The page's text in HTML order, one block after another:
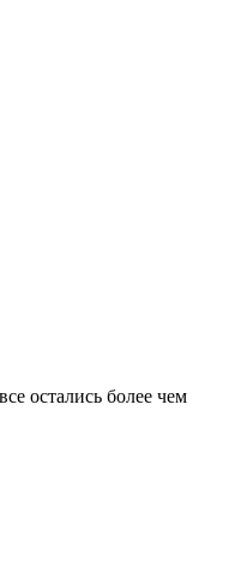
остались более чем